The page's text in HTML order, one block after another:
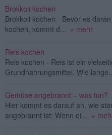
Brokkoli kochen
Brokkoli kochen - Bevor es
kochen, kommt d...
» mehr
Reis kochen
Reis kochen - Reis ist ein
Grundnahrungsmittel. Wie lange...
Gemüse angebrannt – was tun?
Hier kommt es darauf an, wie
angebrannt ist: Wenn ei...
»